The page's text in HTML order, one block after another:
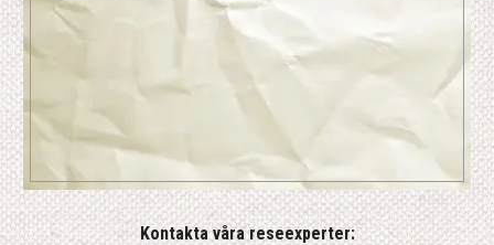
Kontakta våra reseexperter: